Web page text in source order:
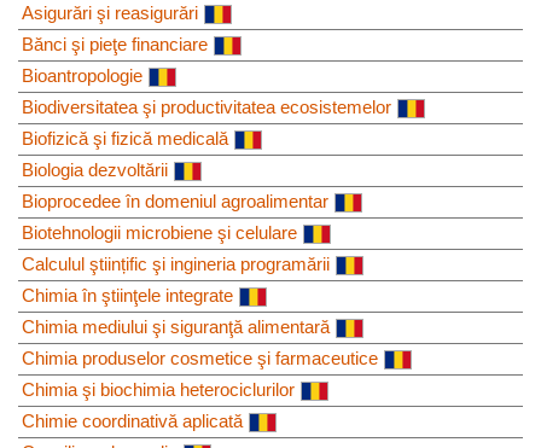
Asigurări şi reasigurări
Bănci şi pieţe financiare
Bioantropologie
Biodiversitatea şi productivitatea ecosistemelor
Biofizică şi fizică medicală
Biologia dezvoltării
Bioprocedee în domeniul agroalimentar
Biotehnologii microbiene şi celulare
Calculul ştiințific şi ingineria programării
Chimia în ştiinţele integrate
Chimia mediului şi siguranţă alimentară
Chimia produselor cosmetice şi farmaceutice
Chimia şi biochimia heterociclurilor
Chimie coordinativă aplicată